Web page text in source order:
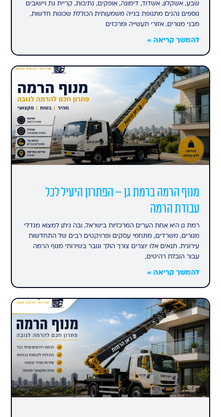
שבע, אשקלון, אשדוד, דימונה, אופקים, נתיבות, קריית גת ויישובים
נוספים נהנים מתנופת בנייה משמעותית הכוללת שכונות חדשות,
מבני מגורים, אזורי תעשייה ומרכזים
להמשך קריאה »
מנוף הרמה ברמת גן – הפתרון היעיל לכל
עבודת הרמה
רמת גן היא אחת הערים המרכזיות בישראל, ובה ניתן למצוא מגדלי
מגורים, משרדים, מתחמי עסקים ופרויקטים רבים של התחדשות
עירונית. תנאים אלו יוצרים צורך הולך וגובר בשירותי מנוף הרמה
עבור הובלת רהיטים,
להמשך קריאה »